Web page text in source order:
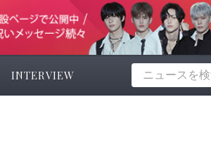
INTERVIEW